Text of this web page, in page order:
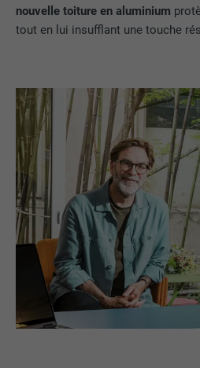
nouvelle toiture en aluminium
tout en lui insufflant une touche